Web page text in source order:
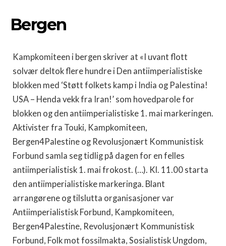
Bergen
Kampkomiteen i bergen skriver at «I uvant flott
solvær deltok flere hundre i Den antiimperialistiske
blokken med ‘Støtt folkets kamp i India og Palestina!
USA – Henda vekk fra Iran!’ som hovedparole for
blokken og den antiimperialistiske 1. mai markeringen.
Aktivister fra Touki, Kampkomiteen,
Bergen4Palestine og Revolusjonært Kommunistisk
Forbund samla seg tidlig på dagen for en felles
antiimperialistisk 1. mai frokost. (…). Kl. 11.00 starta
den antiimperialistiske markeringa. Blant
arrangørene og tilslutta organisasjoner var
Antiimperialistisk Forbund, Kampkomiteen,
Bergen4Palestine, Revolusjonært Kommunistisk
Forbund, Folk mot fossilmakta, Sosialistisk Ungdom,